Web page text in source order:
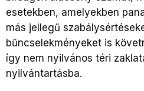
esetekben, amelyekben
más jellegű
bűncselekményeket is
így nem nyilvános téri
nyilvántartásba.